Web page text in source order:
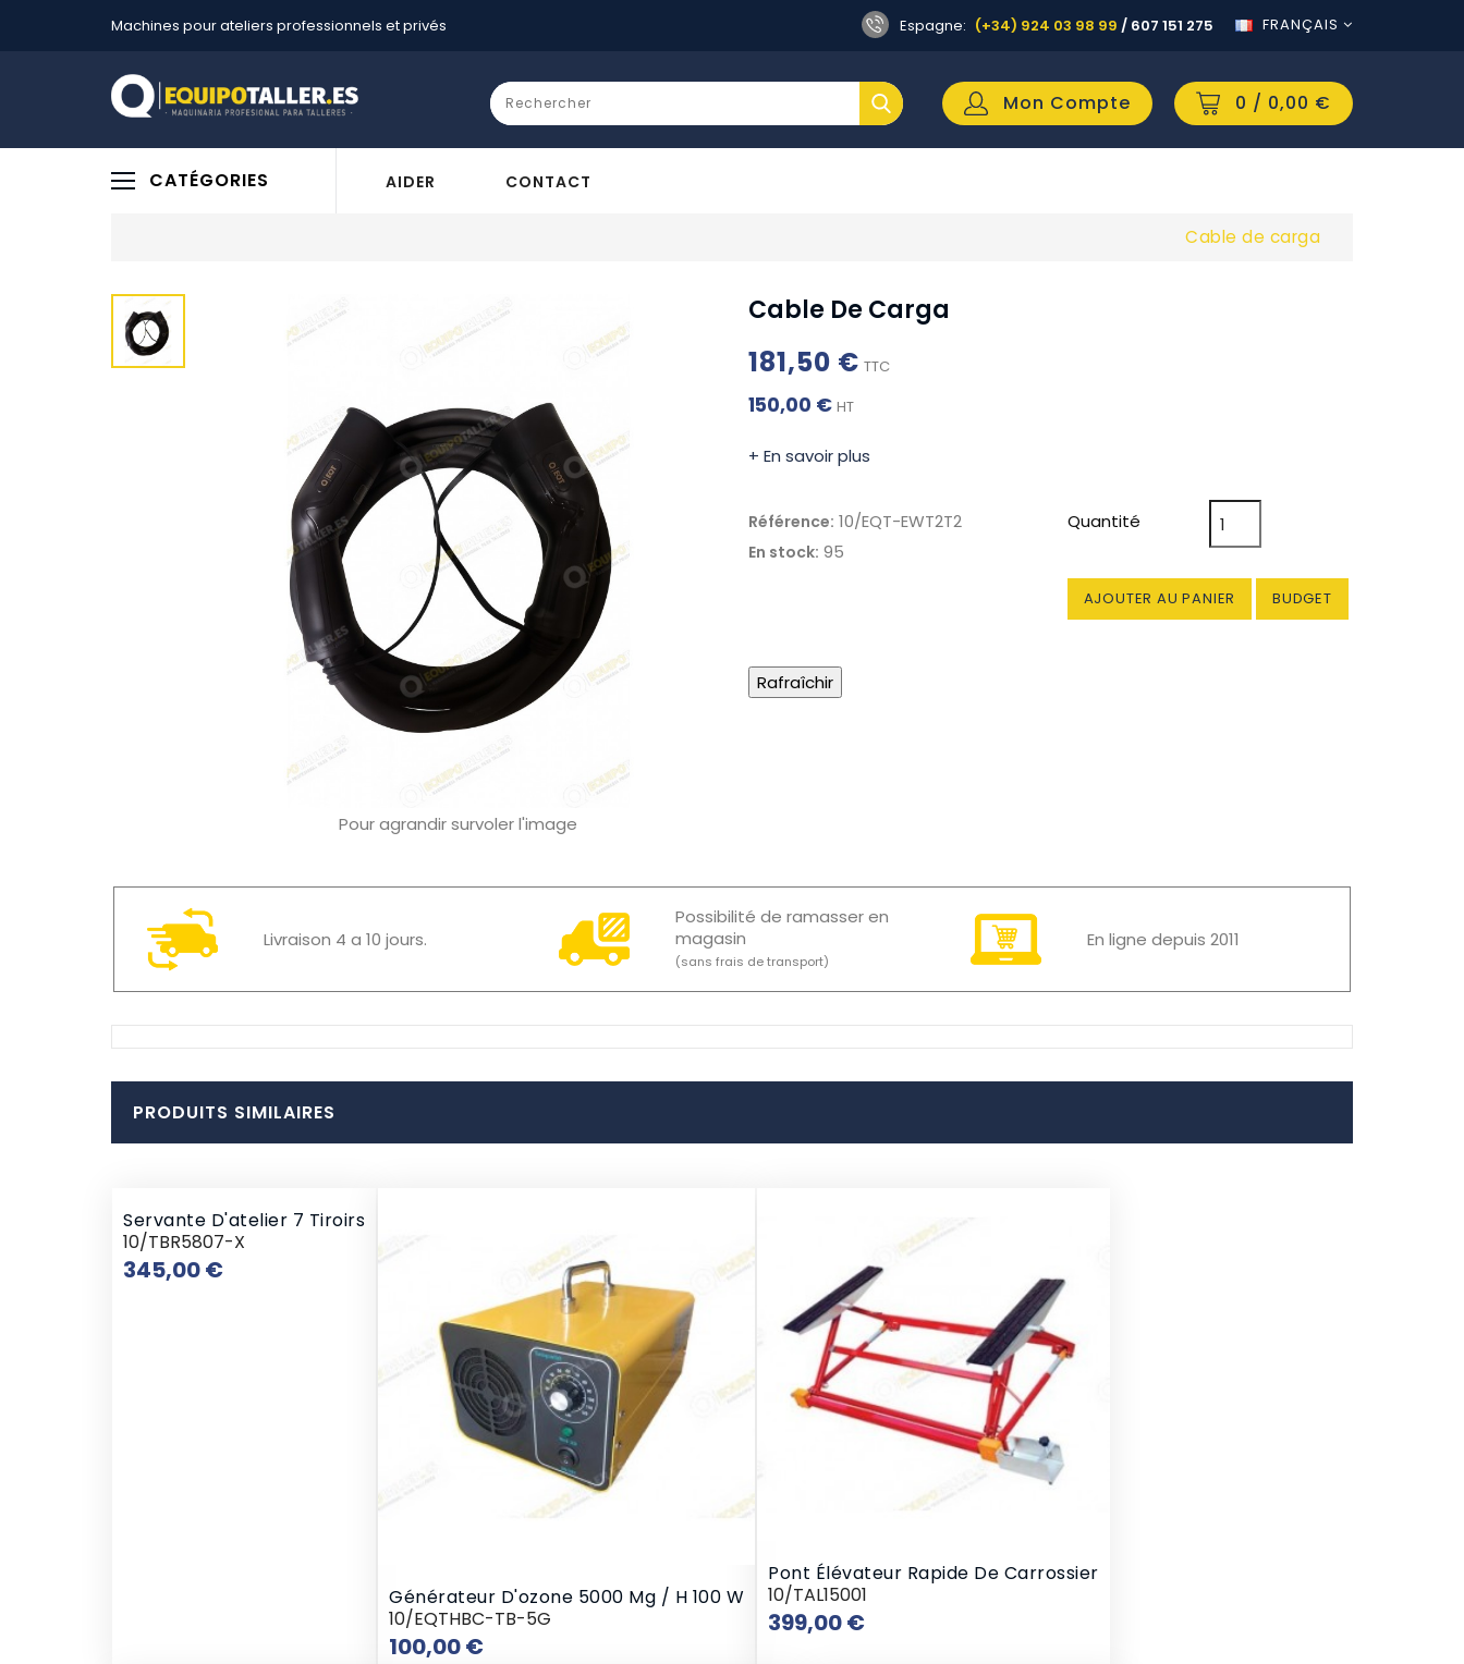
Machines pour ateliers professionnels et privés Espagne: (+34) 924 03 98 99 / 607 151 275 FRANÇAIS
0 / 0,00 €
Mon Compte
CATÉGORIES AIDER CONTACT
Cable de carga
Pour agrandir survoler l'image
Cable De Carga
181,50 € TTC
150,00 € HT
+ En savoir plus
Référence: 10/EQT-EWT2T2
En stock: 95
Quantité
AJOUTER AU PANIER BUDGET
Livraison 4 a 10 jours.
Possibilité de ramasser en
magasin
(sans frais de transport)
En ligne depuis 2011
PRODUITS SIMILAIRES
Servante D'atelier 7 Tiroirs
10/TBR5807-X
345,00 €
Générateur D'ozone 5000 Mg / H 100 W
10/EQTHBC-TB-5G
100,00 €
Pont Élévateur Rapide De Carrossier
10/TAL15001
399,00 €